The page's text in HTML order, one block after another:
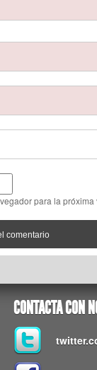
para la
CONTACTA CON